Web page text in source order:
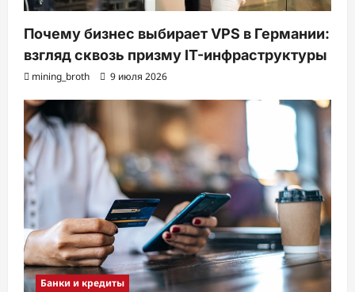
Почему бизнес выбирает VPS в Германии:
взгляд сквозь призму IT-инфраструктуры
mining_broth 9 июля 2026
Банки и кредиты